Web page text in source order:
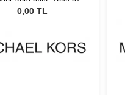
0,00 TL